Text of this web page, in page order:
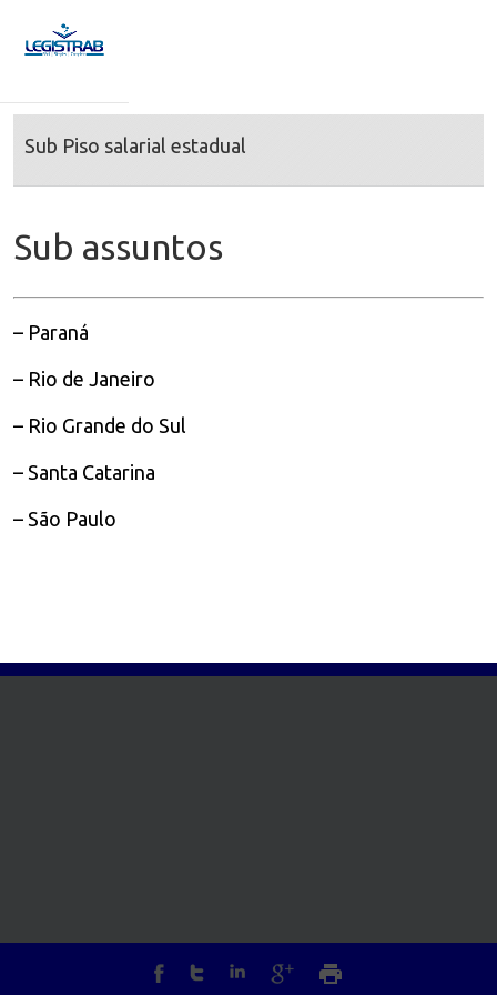
Sub Piso salarial estadual
Sub assuntos
– Paraná
– Rio de Janeiro
– Rio Grande do Sul
– Santa Catarina
– São Paulo